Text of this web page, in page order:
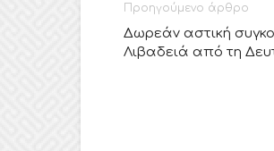
Προηγούμενο άρθρο
Δωρεάν αστική
Λιβαδειά από τη